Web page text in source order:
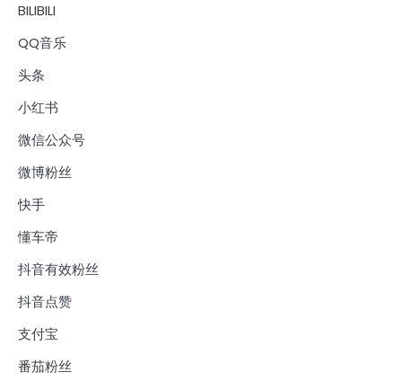
BILIBILI
QQ音乐
头条
小红书
微信公众号
微博粉丝
快手
懂车帝
抖音有效粉丝
抖音点赞
支付宝
番茄粉丝